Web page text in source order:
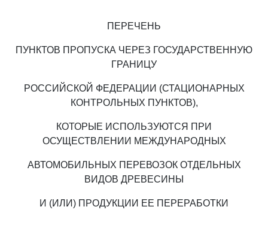
ПЕРЕЧЕНЬ
ПУНКТОВ ПРОПУСКА ЧЕРЕЗ ГОСУДАРСТВЕННУЮ
ГРАНИЦУ
РОССИЙСКОЙ ФЕДЕРАЦИИ (СТАЦИОНАРНЫХ
КОНТРОЛЬНЫХ ПУНКТОВ),
КОТОРЫЕ ИСПОЛЬЗУЮТСЯ ПРИ
ОСУЩЕСТВЛЕНИИ МЕЖДУНАРОДНЫХ
АВТОМОБИЛЬНЫХ ПЕРЕВОЗОК ОТДЕЛЬНЫХ
ВИДОВ ДРЕВЕСИНЫ
И (ИЛИ) ПРОДУКЦИИ ЕЕ ПЕРЕРАБОТКИ